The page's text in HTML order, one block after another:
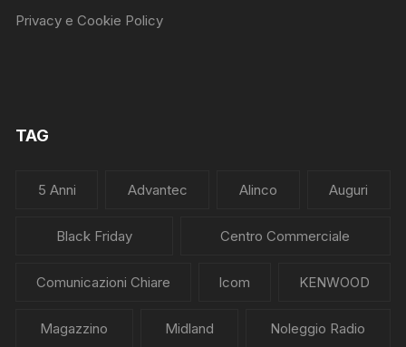
Privacy e Cookie Policy
TAG
5 Anni Advantec Alinco Auguri
Black Friday Centro Commerciale
Comunicazioni Chiare Icom KENWOOD
Magazzino Midland Noleggio Radio